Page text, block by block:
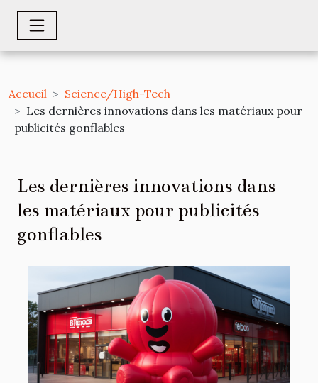
Accueil
Science/High-Tech
Les dernières innovations dans les matériaux pour
publicités gonflables
Les dernières innovations dans
les matériaux pour publicités
gonflables